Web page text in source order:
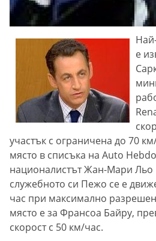
е
участък с ограничена до 70
място в списъка на Auto
националистът Жан-Мари Льо
служебното си Пежо се е
час при максимално
място е за Франсоа Байру,
скорост с 50 км/час.